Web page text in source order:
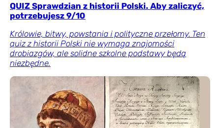
QUIZ Sprawdzian z historii Polski. Aby zaliczyć,
potrzebujesz 9/10
Królowie, bitwy, powstania i polityczne przełomy. Ten
quiz z historii Polski nie wymaga znajomości
drobiazgów, ale solidne szkolne podstawy będą
niezbędne.